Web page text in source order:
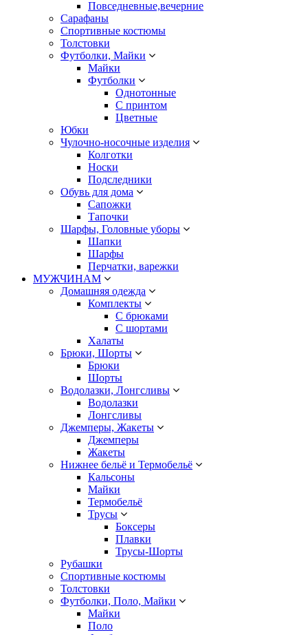
Повседневные,вечерние
Сарафаны
Спортивные костюмы
Толстовки
Футболки, Майки
Майки
Футболки
Однотонные
С принтом
Цветные
Юбки
Чулочно-носочные изделия
Колготки
Носки
Подследники
Обувь для дома
Сапожки
Тапочки
Шарфы, Головные уборы
Шапки
Шарфы
Перчатки, варежки
МУЖЧИНАМ
Домашняя одежда
Комплекты
С брюками
С шортами
Халаты
Брюки, Шорты
Брюки
Шорты
Водолазки, Лонгсливы
Водолазки
Лонгсливы
Джемперы, Жакеты
Джемперы
Жакеты
Нижнее бельё и Термобельё
Кальсоны
Майки
Термобельё
Трусы
Боксеры
Плавки
Трусы-Шорты
Рубашки
Спортивные костюмы
Толстовки
Футболки, Поло, Майки
Майки
Поло